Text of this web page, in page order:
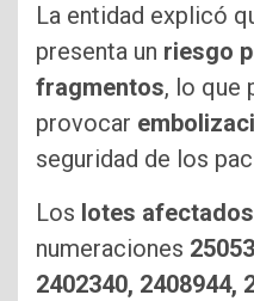
La entidad explicó
presenta un riesgo
fragmentos, lo que
provocar
seguridad de los
Los lotes afectados
numeraciones
2402340, 2408944,